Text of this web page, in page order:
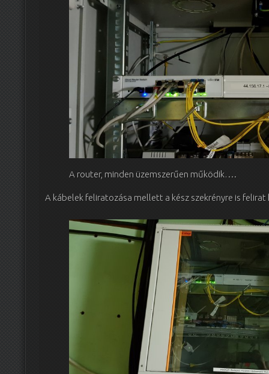
A router, minden üzemszerűen működik….
A kábelek feliratozása mellett a kész szekrényre is felirat